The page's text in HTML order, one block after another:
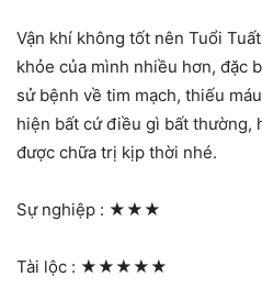
Vận khí không tốt nên Tuổi
khỏe của mình nhiều hơn, đặc
sử bệnh về tim mạch, thiếu
hiện bất cứ điều gì bất thường,
được chữa trị kịp thời nhé.
Sự nghiệp : ★★★
Tài lộc : ★★★★★